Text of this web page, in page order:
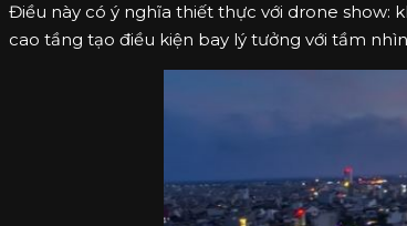
Điều này có ý nghĩa thiết thực với drone show:
cao tầng tạo điều kiện bay lý tưởng với tầm